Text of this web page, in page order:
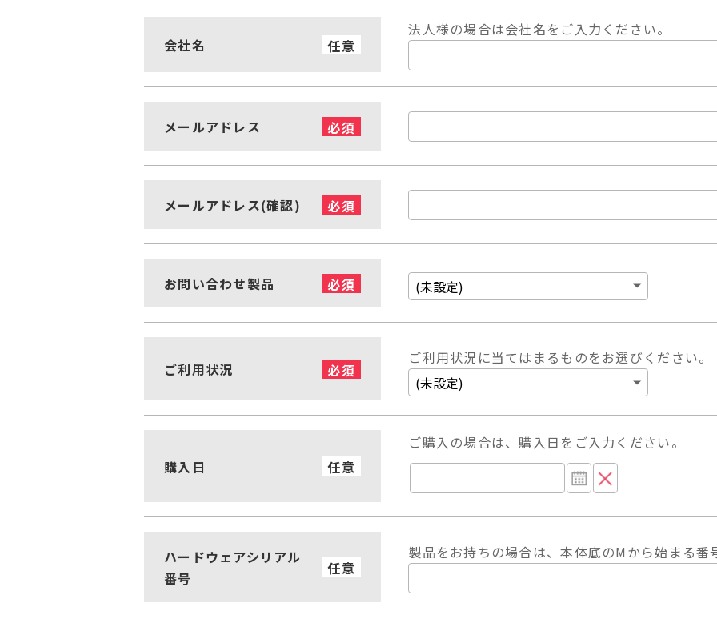
会社名 任意
法人様の場合は会社名をご入力ください。
メールアドレス 必須
メールアドレス(確認) 必須
お問い合わせ製品 必須
ご利用状況 必須
ご利用状況に当てはまるものをお選びください。
購入日 任意
ご購入の場合は、購入日をご入力ください。
ハードウェアシリアル
番号
任意
製品をお持ちの場合は、本体底のMから始まる番